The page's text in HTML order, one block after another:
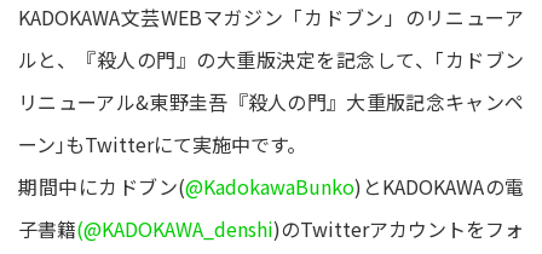
KADOKAWA文芸WEBマガジン「カドブン」のリニューア
ルと、『殺人の門』の大重版決定を記念して、｢カドブン
リニューアル&東野圭吾『殺人の門』大重版記念キャンペ
ーン｣もTwitterにて実施中です。
期間中にカドブン(@KadokawaBunko)とKADOKAWAの電
子書籍(@KADOKAWA_denshi)のTwitterアカウントをフォ